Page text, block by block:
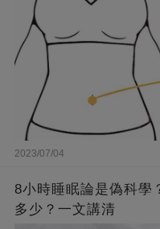
2023/07/04
8小時睡眠論是偽科學
多少？一文講清